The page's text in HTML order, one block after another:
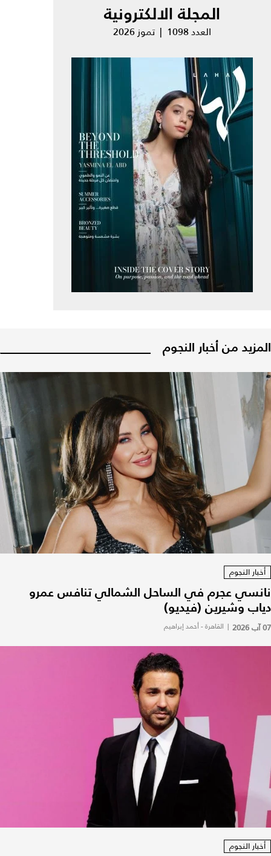
المجلة الالكترونية
العدد 1098 | تموز 2026
المزيد من أخبار النجوم
أخبار النجوم
نانسي عجرم في الساحل الشمالي تنافس عمرو
دياب وشيرين (فيديو)
07 آب 2026 | القاهرة - أحمد إبراهيم
أخبار النجوم